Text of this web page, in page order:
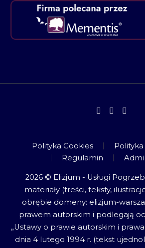
Polityka Cookies
Regulamin
2026 © Elizjum - Usługi
materiały (treści, teksty,
obrębie domeny: elizjum-
prawem autorskim i podlegają
„Ustawy o prawie autorskim i
dnia 4 lutego 1994 r. (tekst